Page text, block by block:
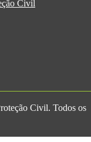
Civil
Civil. Todos os